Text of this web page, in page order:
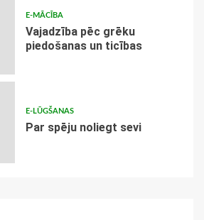
E-MĀCĪBA
Vajadzība pēc grēku
piedošanas un ticības
E-LŪGŠANAS
Par spēju noliegt sevi